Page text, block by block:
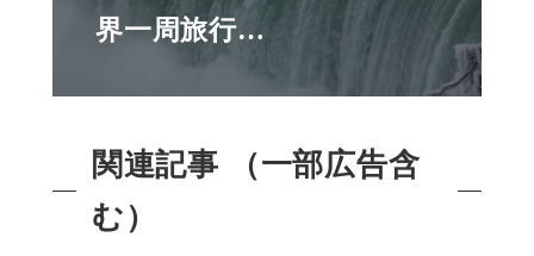
界一周旅行…
関連記事 （一部広告含
む）